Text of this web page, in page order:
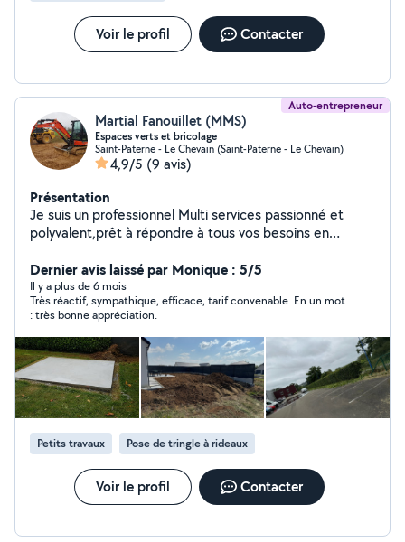
Voir le profil Contacter
Auto-entrepreneur
Martial Fanouillet (MMS)
Espaces verts et bricolage
Saint-Paterne - Le Chevain (Saint-Paterne - Le Chevain)
4,9/5 (9 avis)
Présentation
Je suis un professionnel Multi services passionné et
polyvalent,prêt à répondre à tous vos besoins en
travaux.Avec plusieurs années d'expérience, je
m'engage à fournir un travail soigné, efficace et adapté
à vos attentes. Bon bricoleur,ponctuel et fiable, sérieux
et organisé, à l'écoute, matériel adapté. Services
proposés : entretien espaces verts,labour
jardin,création de pelouse,bricolage intérieur et
extérieur,évacuation de déchets, Pourquoi me choisir ?
Parce que je combine savoir-faire,sérieux et passion
pour vous offrir un service de qualité à un prix
compétitif.Votre satisfaction est ma priorité !
Dernier avis laissé par Monique : 5/5
Il y a plus de 6 mois
Très réactif, sympathique, efficace, tarif convenable. En un mot
: très bonne appréciation.
Petits travaux Pose de tringle à rideaux
Voir le profil Contacter